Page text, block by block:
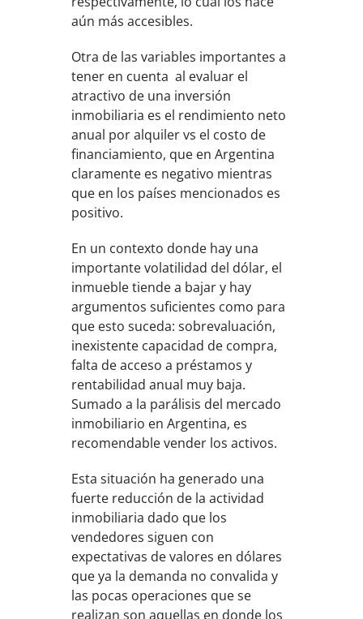
aún más accesibles.
Otra de las variables importantes a
tener en cuenta al evaluar el
atractivo de una inversión
inmobiliaria es el rendimiento neto
anual por alquiler vs el costo de
financiamiento, que en Argentina
claramente es negativo mientras
que en los países mencionados es
positivo.
En un contexto donde hay una
importante volatilidad del dólar, el
inmueble tiende a bajar y hay
argumentos suficientes como para
que esto suceda: sobrevaluación,
inexistente capacidad de compra,
falta de acceso a préstamos y
rentabilidad anual muy baja.
Sumado a la parálisis del mercado
inmobiliario en Argentina, es
recomendable vender los activos.
Esta situación ha generado una
fuerte reducción de la actividad
inmobiliaria dado que los
vendedores siguen con
expectativas de valores en dólares
que ya la demanda no convalida y
las pocas operaciones que se
realizan son aquellas en donde los